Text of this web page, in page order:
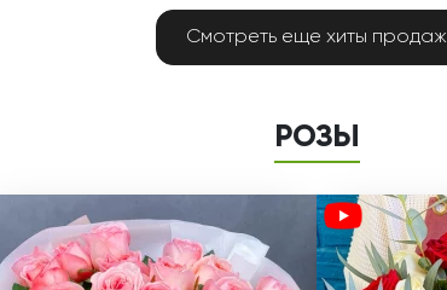
Смотреть еще хиты продаж
РОЗЫ